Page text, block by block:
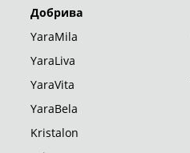
© 2026
Добрива
YaraMila
YaraLiva
YaraVita
YaraBela
Kristalon